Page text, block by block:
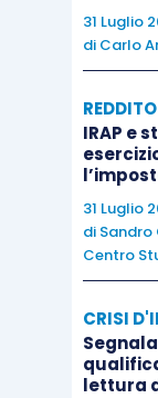
legge
prevista
2017 per le
2021.
31 Luglio
di Carlo
IRAP e
31 Luglio
di
Centro
CRISI
lettura